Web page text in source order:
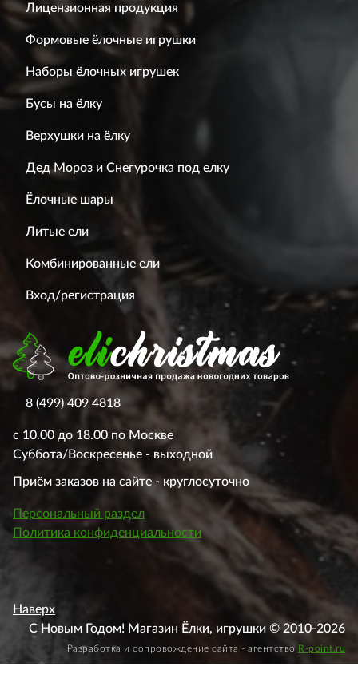
Лицензионная продукция
Формовые ёлочные игрушки
Наборы ёлочных игрушек
Бусы на ёлку
Верхушки на ёлку
Дед Мороз и Снегурочка под елку
Ёлочные шары
Литые ели
Комбинированные ели
Вход/регистрация
8 (499) 409 4818
с 10.00 до 18.00 по Москве
Суббота/Воскресенье - выходной
Приём заказов на сайте - круглосуточно
Персональный раздел
Политика конфиденциальности
Наверх
С Новым Годом! Магазин Ёлки, игрушки © 2010-2026
Разработка и сопровождение сайта - агентство R-point.ru